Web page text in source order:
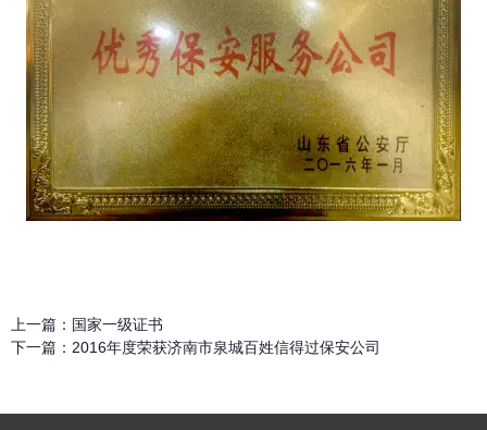
上一篇： 国家一级证书
下一篇： 2016年度荣获济南市泉城百姓信得过保安公司